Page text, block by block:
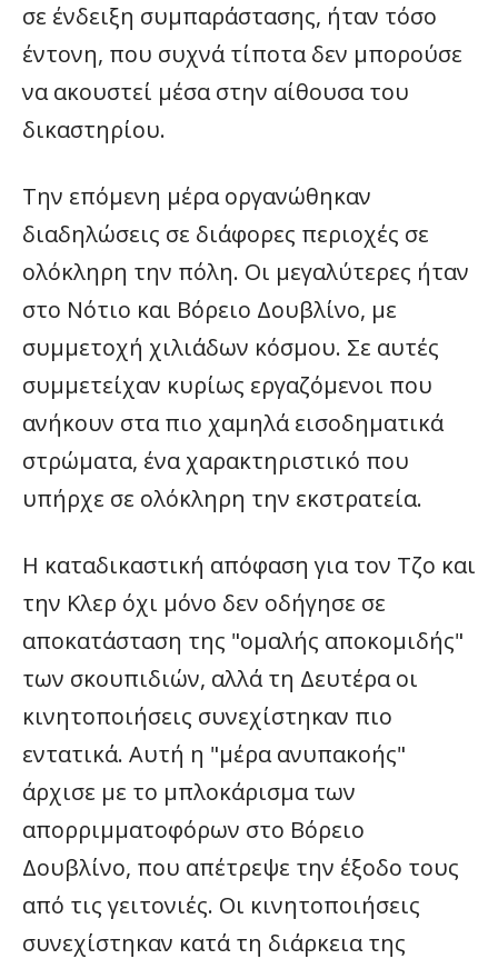
σε ένδειξη συμπαράστασης, ήταν τόσο
έντονη, που συχνά τίποτα δεν μπορούσε
να ακουστεί μέσα στην αίθουσα του
δικαστηρίου.
Την επόμενη μέρα οργανώθηκαν
διαδηλώσεις σε διάφορες περιοχές σε
ολόκληρη την πόλη. Οι μεγαλύτερες ήταν
στο Νότιο και Βόρειο Δουβλίνο, με
συμμετοχή χιλιάδων κόσμου. Σε αυτές
συμμετείχαν κυρίως εργαζόμενοι που
ανήκουν στα πιο χαμηλά εισοδηματικά
στρώματα, ένα χαρακτηριστικό που
υπήρχε σε ολόκληρη την εκστρατεία.
Η καταδικαστική απόφαση για τον Τζο και
την Κλερ όχι μόνο δεν οδήγησε σε
αποκατάσταση της "ομαλής αποκομιδής"
των σκουπιδιών, αλλά τη Δευτέρα οι
κινητοποιήσεις συνεχίστηκαν πιο
εντατικά. Αυτή η "μέρα ανυπακοής"
άρχισε με το μπλοκάρισμα των
απορριμματοφόρων στο Βόρειο
Δουβλίνο, που απέτρεψε την έξοδο τους
από τις γειτονιές. Οι κινητοποιήσεις
συνεχίστηκαν κατά τη διάρκεια της